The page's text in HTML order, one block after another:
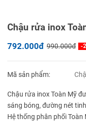
Chậu rửa inox
792.000đ 990.000đ -
Mã sản phẩm:
Chậu rửa inox Toàn Mỹ
sáng bóng, đường nét
Hệ thống phân phối